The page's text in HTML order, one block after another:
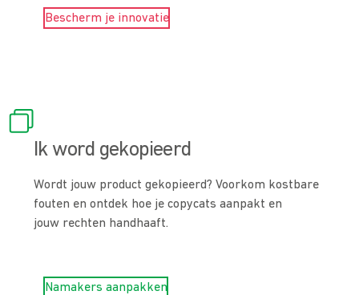
Bescherm je innovatie
Ik word gekopieerd
Wordt jouw product gekopieerd? Voorkom kostbare
fouten en ontdek hoe je copycats aanpakt en
jouw rechten handhaaft.
Namakers aanpakken